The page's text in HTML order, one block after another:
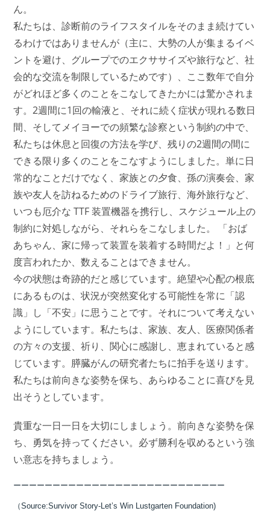
ん。
私たちは、診断前のライフスタイルをそのまま続けてい
るわけではありませんが（主に、大勢の人が集まるイベ
ントを避け、グループでのエクササイズや旅行など、社
会的な交流を制限しているためです）、ここ数年で自分
がどれほど多くのことをこなしてきたかには驚かされま
す。2週間に1回の輸液と、それに続く症状が現れる数日
間、そしてメイヨーでの頻繁な診察という制約の中で、
私たちは休息と回復の方法を学び、残りの2週間の間に
できる限り多くのことをこなすようにしました。単に日
常的なことだけでなく、家族との夕食、孫の演奏会、家
族や友人を訪ねるためのドライブ旅行、海外旅行など、
いつも厄介な TTF 装置機器を携行し、スケジュール上の
制約に対処しながら、それらをこなしました。 「おば
あちゃん、家に帰って装置を装着する時間だよ！」と何
度言われたか、数えることはできません。
今の状態は奇跡的だと感じています。絶望や心配の根底
にあるものは、状況が突然変化する可能性を常に「認
識」し「不安」に思うことです。それについて考えない
ようにしています。私たちは、家族、友人、医療関係者
の方々の支援、祈り、関心に感謝し、恵まれていると感
じています。膵臓がんの研究者たちに拍手を送ります。
私たちは前向きな姿勢を保ち、あらゆることに喜びを見
出そうとしています。
貴重な一日一日を大切にしましょう。前向きな姿勢を保
ち、勇気を持ってください。必ず勝利を収めるという強
い意志を持ちましょう。
ーーーーーーーーーーーーーーーーーーーーーーーーーーー
（Source:Survivor Story-Let’s Win Lustgarten Foundation)